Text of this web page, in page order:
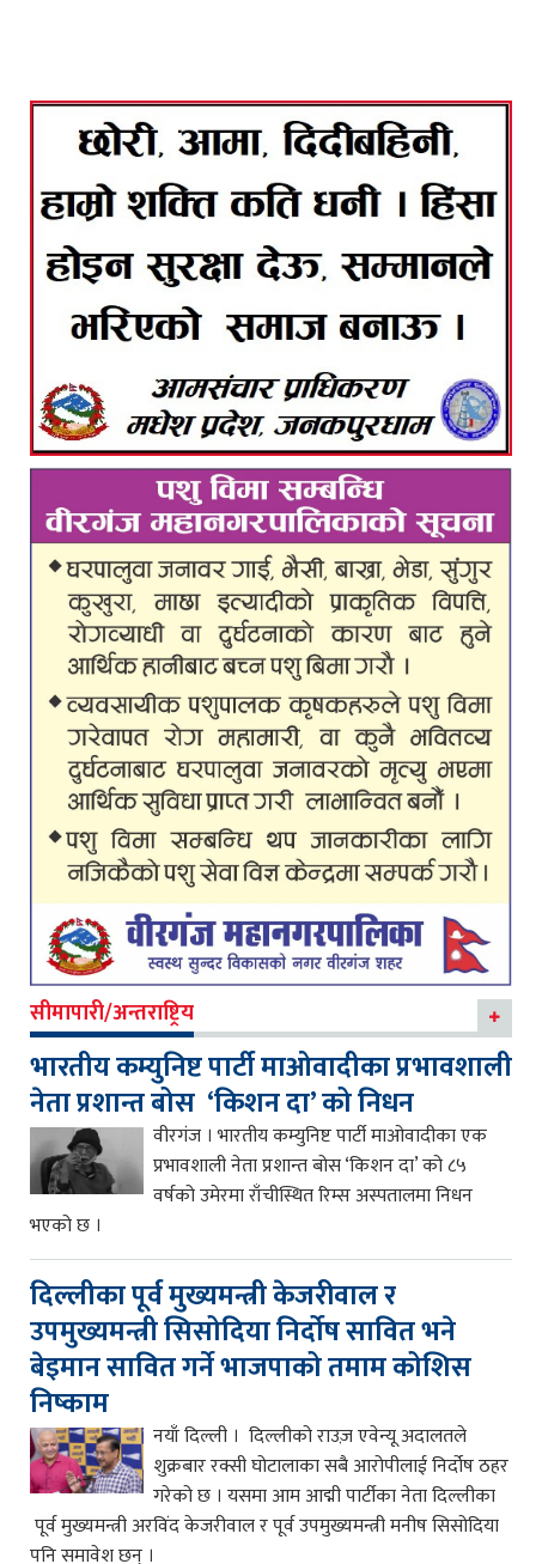
सीमापारी/अन्तराष्ट्रिय
भारतीय कम्युनिष्ट पार्टी माओवादीका प्रभावशाली
नेता प्रशान्त बोस ‘किशन दा’ को निधन
वीरगंज । भारतीय कम्युनिष्ट पार्टी माओवादीका एक
प्रभावशाली नेता प्रशान्त बोस ‘किशन दा’ को ८५
वर्षको उमेरमा राँचीस्थित रिम्स अस्पतालमा निधन
भएको छ ।
दिल्लीका पूर्व मुख्यमन्त्री केजरीवाल र
उपमुख्यमन्त्री सिसोदिया निर्दोष सावित भने
बेइमान सावित गर्ने भाजपाको तमाम कोशिस
निष्काम
नयाँ दिल्ली । दिल्लीको राउज़ एवेन्यू अदालतले
शुक्रबार रक्सी घोटालाका सबै आरोपीलाई निर्दोष ठहर
गरेको छ । यसमा आम आद्मी पार्टीका नेता दिल्लीका
पूर्व मुख्यमन्त्री अरविंद केजरीवाल र पूर्व उपमुख्यमन्त्री मनीष सिसोदिया
पनि समावेश छन् ।